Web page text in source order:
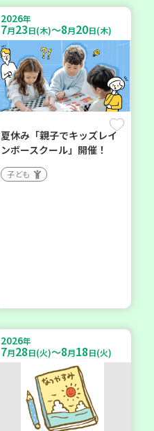
2026年
7月23日(木)～8月20日(木)
夏休み「親子でキッズレイ
ンボースクール」開催！
子ども
2026年
7月28日(火)～8月18日(火)